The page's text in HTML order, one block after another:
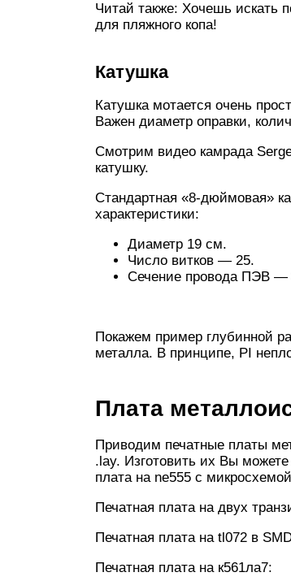
Читай также: Хочешь искать
для пляжного копа!
Катушка
Катушка мотается очень
Важен диаметр оправки,
Смотрим видео камрада
катушку.
Стандартная «8-дюймовая»
характеристики:
Диаметр 19 см.
Число витков — 25.
Сечение провода ПЭВ
Покажем пример глубинной
металла. В принципе, PI
Плата
Приводим печатные платы
.lay. Изготовить их Вы
плата на ne555 с
Печатная плата на двух
Печатная плата на tl072 в
Печатная плата на к561ла7: